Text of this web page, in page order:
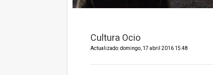
Cultura Ocio
Actualizado: domingo, 17 abril 2016 15:48